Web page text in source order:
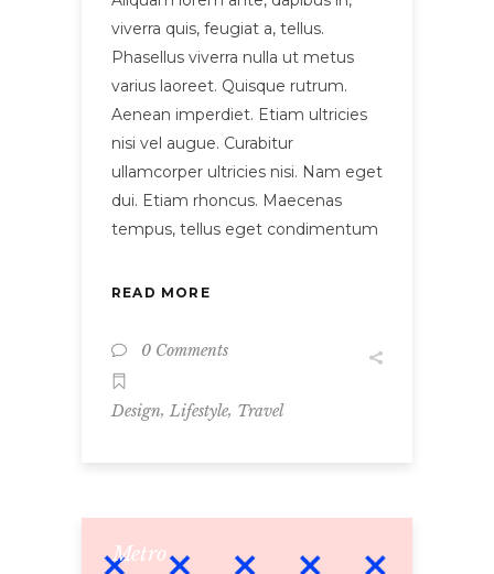
viverra quis, feugiat a, tellus.
Phasellus viverra nulla ut metus
varius laoreet. Quisque rutrum.
Aenean imperdiet. Etiam ultricies
nisi vel augue. Curabitur
ullamcorper ultricies nisi. Nam eget
dui. Etiam rhoncus. Maecenas
tempus, tellus eget condimentum
READ MORE
0 Comments
Design, Lifestyle, Travel
Metro